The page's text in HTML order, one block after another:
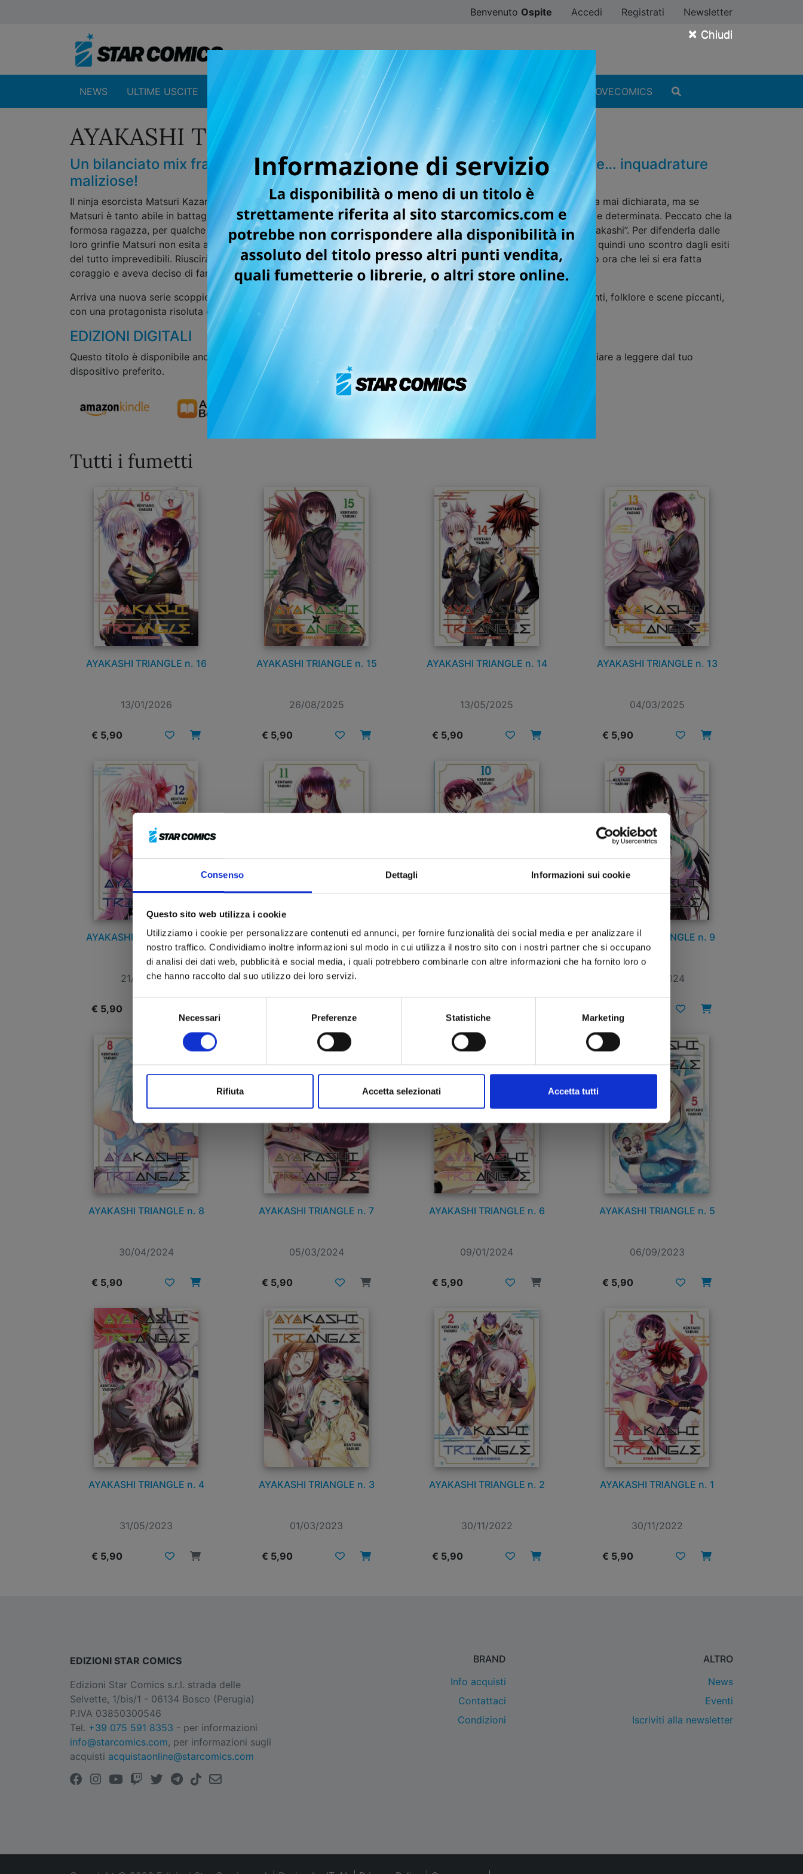
Consenso Dettagli Informazioni sui cookie
Questo sito web utilizza i cookie
Utilizziamo i cookie per personalizzare contenuti ed annunci, per fornire funzionalità dei social media e per analizzare il
nostro traffico. Condividiamo inoltre informazioni sul modo in cui utilizza il nostro sito con i nostri partner che si occupano
di analisi dei dati web, pubblicità e social media, i quali potrebbero combinarle con altre informazioni che ha fornito loro o
che hanno raccolto dal suo utilizzo dei loro servizi.
Necessari Preferenze Statistiche Marketing
Rifiuta Accetta selezionati Accetta tutti
× Chiudi
Benvenuto Ospite Accedi Registrati Newsletter
NEWS ULTIME USCITE CATALOGO SFOGLIA ONLINE DIGISTAR #ILOVEMANGA #ILOVECOMICS
AYAKASHI TRIANGLE
Un bilanciato mix fra sentimento, sovrannaturale, comicità, azione, suspense e… inquadrature
maliziose!
Il ninja esorcista Matsuri Kazamaki e la sua amica d’infanzia Suzu Kanade provano un’evidente infatuazione reciproca mai dichiarata, ma se
Matsuri è tanto abile in battaglia quanto timido e imbranato nelle questioni di cuore, Suzu invece è più consapevole e determinata. Peccato che la
formosa ragazza, per qualche motivo, sembri risultare particolarmente appetitosa per gli spiriti maligni chiamati “ayakashi”. Per difenderla dalle
loro grinfie Matsuri non esita a incrociare le lame addirittura con il loro re, lo scaltro demone-gatto Shirogane. Inizia quindi uno scontro dagli esiti
del tutto imprevedibili. Riuscirà Matsuri a proteggere la sua amata Suzu? E come si evolverà il loro rapporto, proprio ora che lei si era fatta
coraggio e aveva deciso di farsi avanti?
Arriva una nuova serie scoppiettante dalla grafica morbida e spettacolare, che esalta allo stesso modo combattimenti, folklore e scene piccanti,
con una protagonista risoluta e di una bellezza genuina come non si era mai vista!
EDIZIONI DIGITALI
Questo titolo è disponibile anche in formato ebook! Ti basta scegliere uno degli store in cui fare l'acquisto e cominciare a leggere dal tuo
dispositivo preferito.
Tutti i fumetti
AYAKASHI TRIANGLE n. 16
13/01/2026
€ 5,90
AYAKASHI TRIANGLE n. 15
26/08/2025
€ 5,90
AYAKASHI TRIANGLE n. 14
13/05/2025
€ 5,90
AYAKASHI TRIANGLE n. 13
04/03/2025
€ 5,90
AYAKASHI TRIANGLE n. 12
21/01/2025
€ 5,90
AYAKASHI TRIANGLE n. 11
05/11/2024
AYAKASHI TRIANGLE n. 10 AYAKASHI TRIANGLE n. 9
25/06/2024
AYAKASHI TRIANGLE n. 8
30/04/2024
€ 5,90
AYAKASHI TRIANGLE n. 7
05/03/2024
€ 5,90
AYAKASHI TRIANGLE n. 6
09/01/2024
€ 5,90
AYAKASHI TRIANGLE n. 5
06/09/2023
€ 5,90
AYAKASHI TRIANGLE n. 4
31/05/2023
€ 5,90
AYAKASHI TRIANGLE n. 3
01/03/2023
€ 5,90
AYAKASHI TRIANGLE n. 2
30/11/2022
€ 5,90
AYAKASHI TRIANGLE n. 1
30/11/2022
€ 5,90
EDIZIONI STAR COMICS
Edizioni Star Comics s.r.l. strada delle
Selvette, 1/bis/1 - 06134 Bosco (Perugia)
P.IVA 03850300546
Tel. +39 075 591 8353 - per informazioni
info@starcomics.com, per informazioni sugli
acquisti acquistaonline@starcomics.com
BRAND
Info acquisti
Contattaci
Condizioni
ALTRO
News
Eventi
Iscriviti alla newsletter